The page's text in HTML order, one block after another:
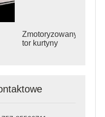
Zmotoryzowany
tor kurtyny